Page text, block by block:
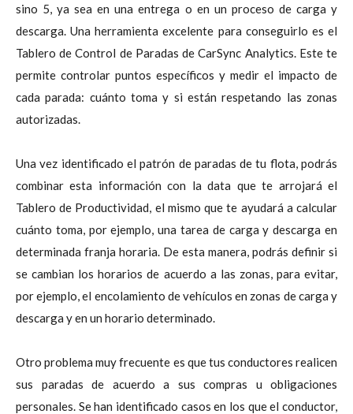
sino 5, ya sea en una entrega o en un proceso de carga y
descarga. Una herramienta excelente para conseguirlo es el
Tablero de Control de Paradas de CarSync Analytics. Este te
permite controlar puntos específicos y medir el impacto de
cada parada: cuánto toma y si están respetando las zonas
autorizadas.
Una vez identificado el patrón de paradas de tu flota, podrás
combinar esta información con la data que te arrojará el
Tablero de Productividad, el mismo que te ayudará a calcular
cuánto toma, por ejemplo, una tarea de carga y descarga en
determinada franja horaria. De esta manera, podrás definir si
se cambian los horarios de acuerdo a las zonas, para evitar,
por ejemplo, el encolamiento de vehículos en zonas de carga y
descarga y en un horario determinado.
Otro problema muy frecuente es que tus conductores realicen
sus paradas de acuerdo a sus compras u obligaciones
personales. Se han identificado casos en los que el conductor,